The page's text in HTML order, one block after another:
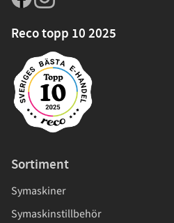
Reco topp 10 2025
Sortiment
Symaskiner
Symaskinstillbehör